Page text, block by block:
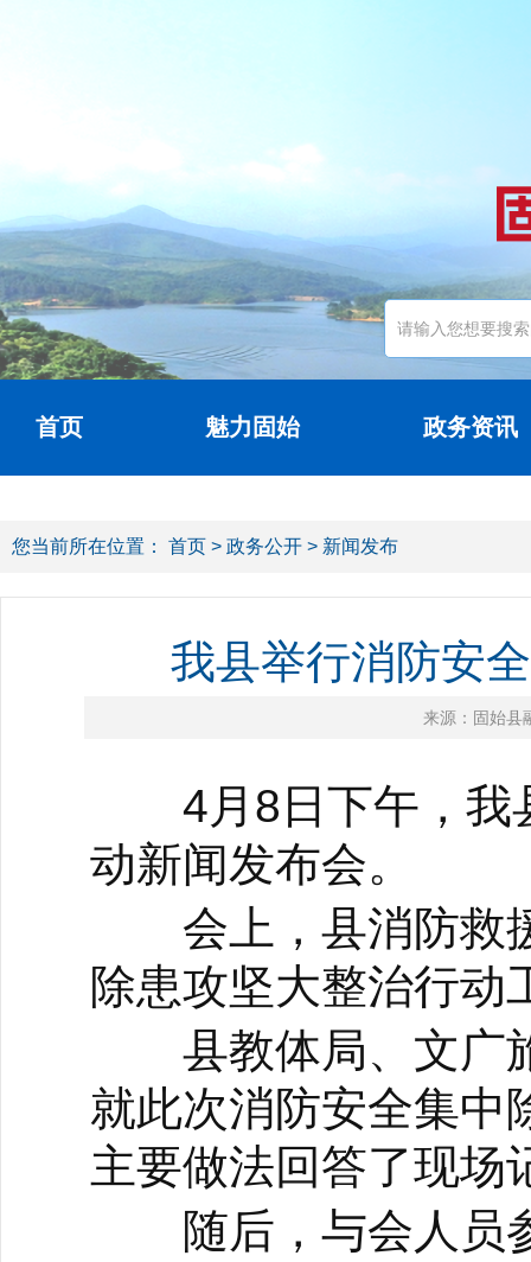
首页 魅力固始 政务资讯
您当前所在位置： 首页 > 政务公开 > 新闻发布
我县举行消防安
来源：固始县
4月8日下午，我
动新闻发布会。
会上，县消防救援
除患攻坚大整治行动
县教体局、文广旅
就此次消防安全集中
主要做法回答了现场
随后，与会人员参